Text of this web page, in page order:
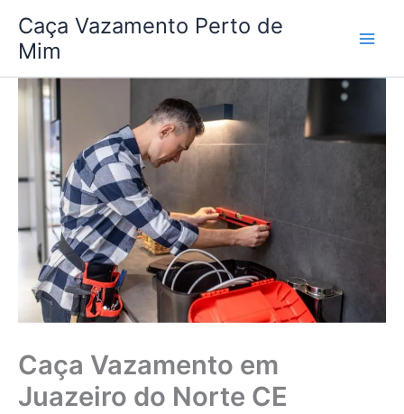
para
conteúdo
Caça Vazamento Perto de
Mim
Caça Vazamento em
Juazeiro do Norte CE